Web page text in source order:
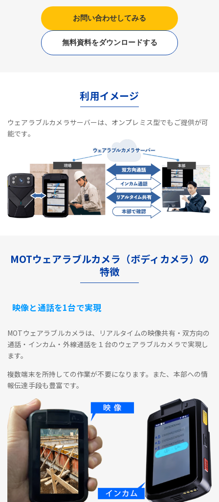
お問い合わせしてみる
無料資料をダウンロードする
利用イメージ
ウェアラブルカメラサーバーは、オンプレミス型でもご提供が可
能です。
MOTウェアラブルカメラ（ボディカメラ）の
特徴
映像と通話を1台で実現
MOTウェアラブルカメラは、リアルタイムの映像共有・双方向の
通話・インカム・外線通話を１台のウェアラブルカメラで実現し
ます。
複数端末を所持しての作業が不要になります。また、本部への情
報伝達手段も豊富です。